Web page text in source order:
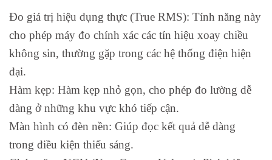
Đo giá trị hiệu dụng thực (True RMS): Tính năng này
cho phép máy đo chính xác các tín hiệu xoay chiều
không sin, thường gặp trong các hệ thống điện hiện
đại.
Hàm kẹp: Hàm kẹp nhỏ gọn, cho phép đo lường dễ
dàng ở những khu vực khó tiếp cận.
Màn hình có đèn nền: Giúp đọc kết quả dễ dàng
trong điều kiện thiếu sáng.